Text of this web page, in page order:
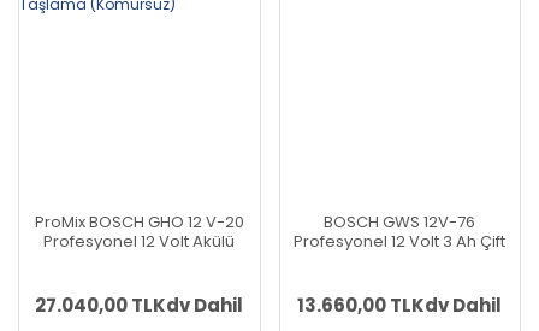
ProMix BOSCH GHO 12 V-20
Profesyonel 12 Volt Akülü
Profesyonel Akülü Avuç
Taşlama (Kömürsüz)
27.040,00 TLKdv Dahil
BOSCH GWS 12V-76
Profesyonel 12 Volt 3 Ah Çift
Çanta)
13.660,00 TLKdv Dahil